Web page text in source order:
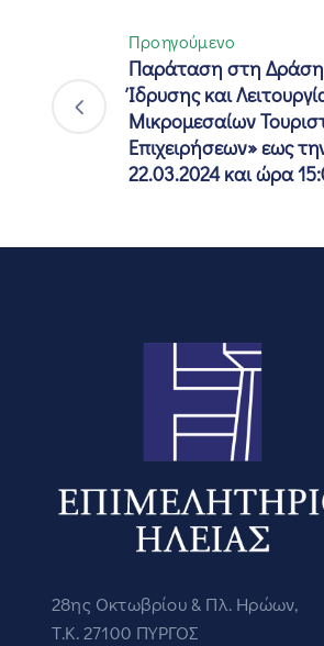
Προηγούμενο
Παράταση στη Δράση
Ίδρυσης και
Μικρομεσαίων
Επιχειρήσεων» εως
22.03.2024 και ώρα
28ης Οκτωβρίου & Πλ. Ηρώων,
Τ.Κ. 27100 ΠΥΡΓΟΣ